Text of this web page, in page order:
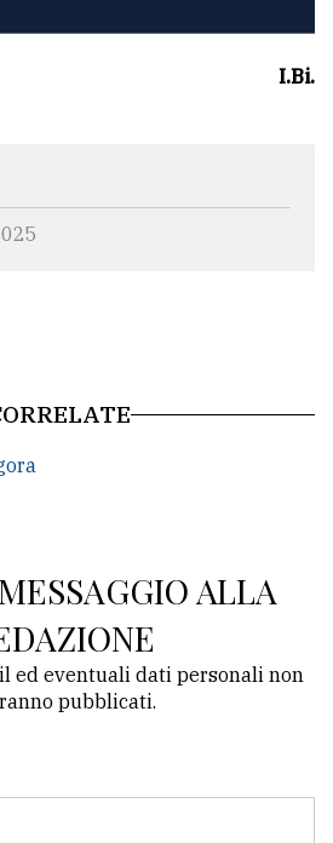
I.Bi.
ALLA
ed eventuali dati personali non
pubblicati.